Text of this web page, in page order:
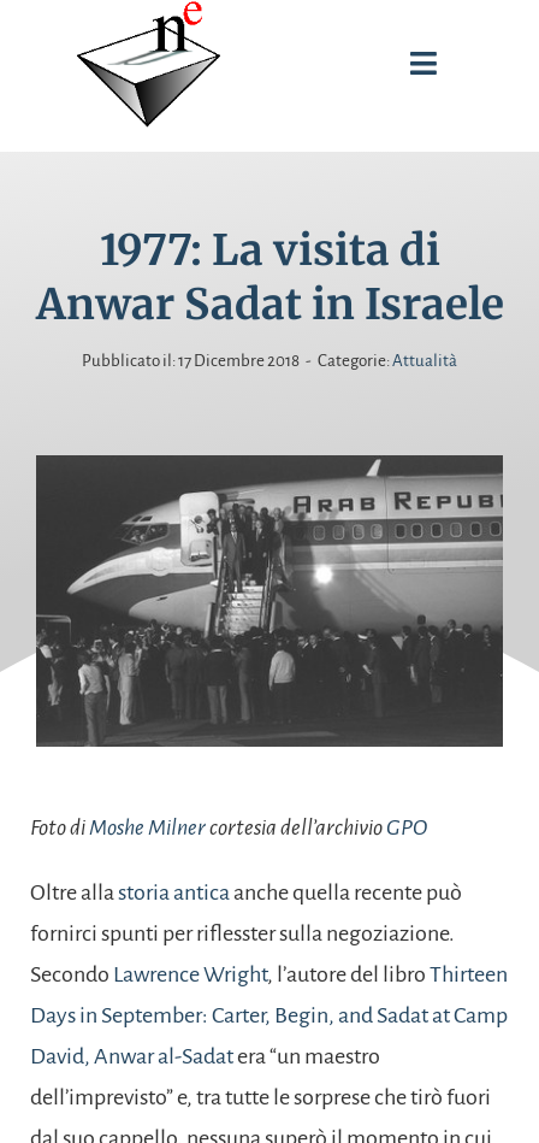
Toggle
INTERVENTI
PUBBLICAZIONI
CERCA
1977: La visita di
Anwar Sadat in Israele
Pubblicato il: 17 Dicembre 2018 - Categorie:Attualità
Foto diMoshe Milnercortesia dell’archivio GPO
Oltre allastoria anticaanche quella recente può
fornirci spunti per riflesster sulla negoziazione.
Secondo Lawrence Wright, l’autore del libro Thirteen
Days in September: Carter, Begin, and Sadat at Camp
David, Anwar al-Sadatera “un maestro
dell’imprevisto” e, tra tutte le sorprese che tirò fuori